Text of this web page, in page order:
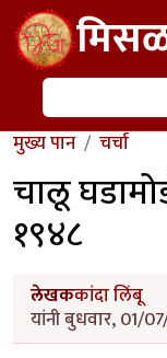
Skip to main content
शोध
मुख्य पान चर्चा
चालू
१९४८
लेखककांदा लिंबू
यांनी बुधवार, 01/